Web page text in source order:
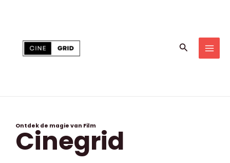
Search
Ontdek de magie van Film
Cinegrid